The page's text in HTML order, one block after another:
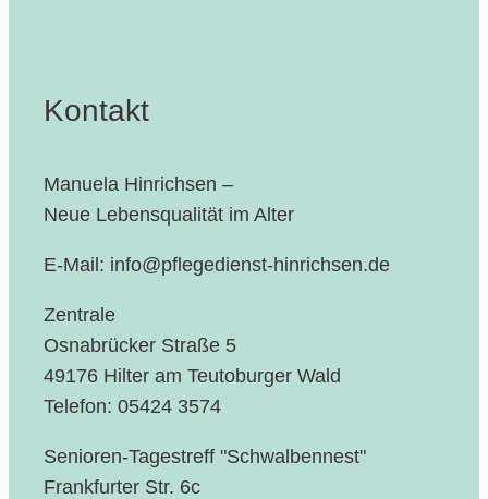
Kontakt
Manuela Hinrichsen –
Neue Lebensqualität im Alter
E-Mail: info@pflegedienst-hinrichsen.de
Zentrale
Osnabrücker Straße 5
49176 Hilter am Teutoburger Wald
Telefon: 05424 3574
Senioren-Tagestreff "Schwalbennest"
Frankfurter Str. 6c